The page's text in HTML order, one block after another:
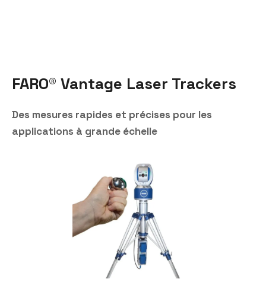
FARO® Vantage Laser Trackers
Des mesures rapides et précises pour les
applications à grande échelle